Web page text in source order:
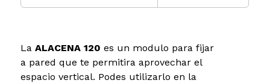
La ALACENA 120 es un modulo para fijar
a pared que te permitira aprovechar el
espacio vertical. Podes utilizarlo en la